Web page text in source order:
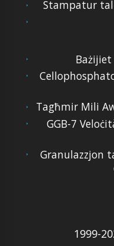
Stampatur
1999-
Tagħmir Mili
GGB-7
Granulazzjon